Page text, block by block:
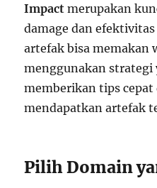
Impact merupakan
damage dan
artefak bisa memakan
menggunakan
memberikan tips
mendapatkan artefak
Pilih Domain